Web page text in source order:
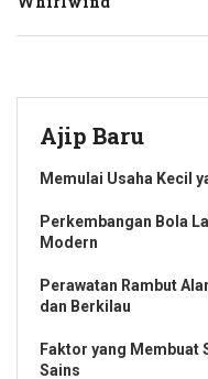
Ajip Baru
Memulai Usaha Kecil
Perkembangan Bola
Modern
Perawatan Rambut
dan Berkilau
Faktor yang Membuat
Sains